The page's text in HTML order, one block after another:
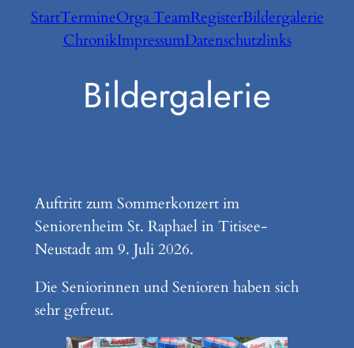
ZumStartTermineOrga TeamRegisterBildergalerie
ChronikImpressumDatenschutzlinks
Bildergalerie
Auftritt zum Sommerkonzert im
Seniorenheim St. Raphael in Titisee-
Neustadt am 9. Juli 2026.
Die Seniorinnen und Senioren haben sich
sehr gefreut.